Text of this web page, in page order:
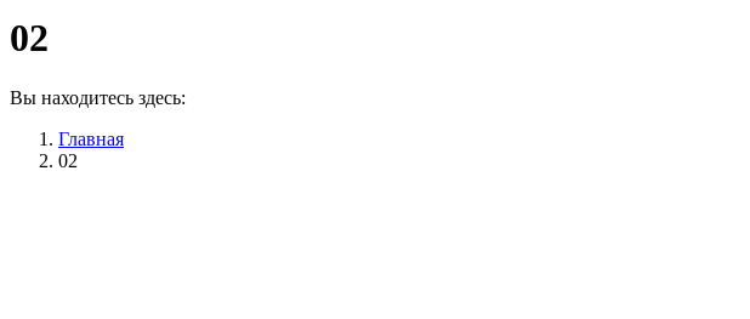
02
Вы находитесь здесь:
Главная
02